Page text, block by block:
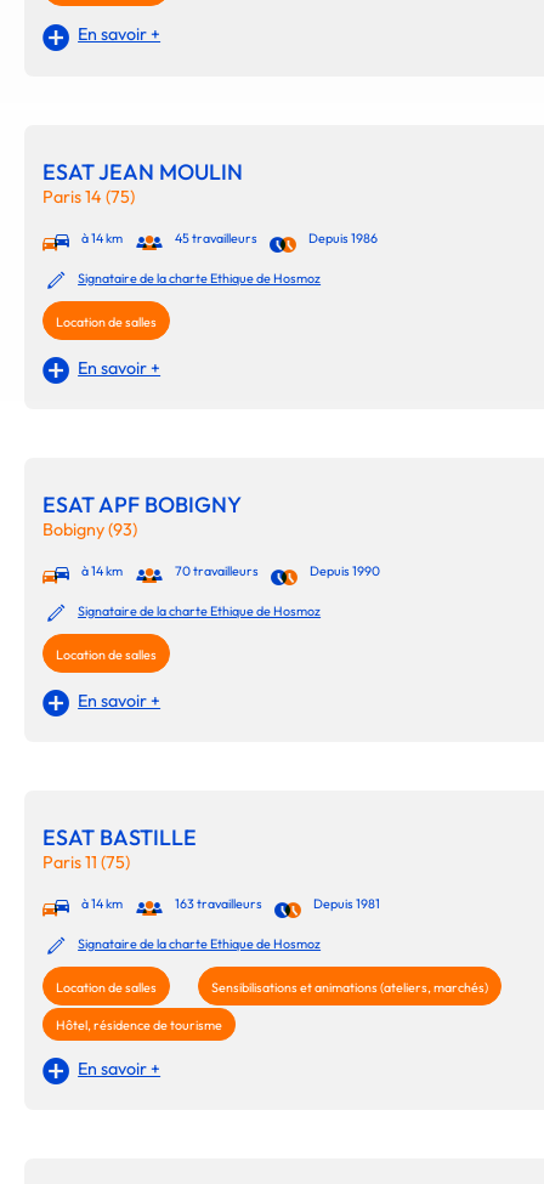
En savoir +
ESAT JEAN MOULIN
Paris 14 (75)
à 14 km 45 travailleurs Depuis 1986
Signataire de la charte Ethique de Hosmoz
Location de salles
En savoir +
ESAT APF BOBIGNY
Bobigny (93)
à 14 km 70 travailleurs Depuis 1990
Signataire de la charte Ethique de Hosmoz
Location de salles
En savoir +
ESAT BASTILLE
Paris 11 (75)
à 14 km 163 travailleurs Depuis 1981
Signataire de la charte Ethique de Hosmoz
Location de salles Sensibilisations et animations (ateliers, marchés)
Hôtel, résidence de tourisme
En savoir +